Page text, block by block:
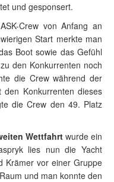
und gesponsert.
Crew von Anfang an
Start merkte man
Boot sowie das Gefühl
den Konkurrenten noch
die Crew während der
den Konkurrenten dieses
die Crew den 49. Platz
Wettfahrt wurde ein
lies nun die Yacht
Krämer vor einer Gruppe
und man konnte den